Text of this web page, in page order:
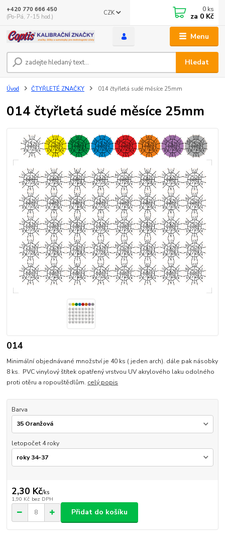
Menu
CZK
Hledat
+420 770 666 450
(Po-Pá, 7-15 hod.)
0 ks
za 0 Kč
Úvod ČTYŘLETÉ ZNAČKY 014 čtyřletá sudé měsíce 25mm
014 čtyřletá sudé měsíce 25mm
014
Minimální objednávané množství je 40 ks ( jeden arch). dále pak násobky
8 ks. PVC vinylový štítek opatřený vrstvou UV akrylového laku odolného
proti otěru a ropouštědlům. celý popis
Barva
letopočet 4 roky
2,30 Kč/ks
1,90 Kč bez DPH
Přidat do košíku